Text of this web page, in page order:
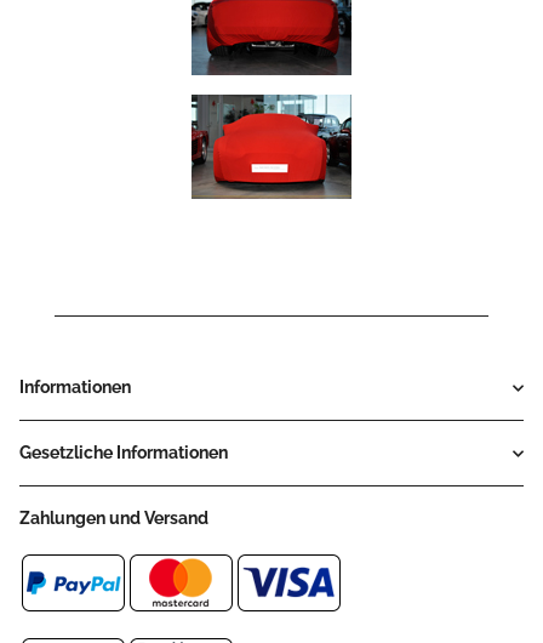
Informationen
Gesetzliche Informationen
Zahlungen und Versand